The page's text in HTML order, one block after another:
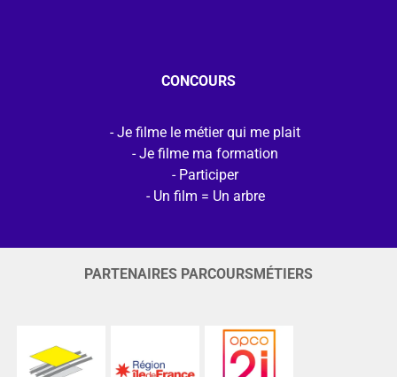
CONCOURS
Je filme le métier qui me plait
Je filme ma formation
Participer
Un film = Un arbre
PARTENAIRES PARCOURSMÉTIERS